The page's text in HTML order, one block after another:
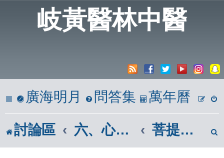
岐黃醫林中醫
廣海明月 問答集 萬年曆
討論區 六、心靈饗宴 菩提道次第廣論|南山律在家備覽